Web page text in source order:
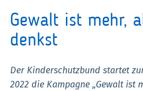
Gewalt ist mehr,
denkst
Der Kinderschutzbund startet
2022 die Kampagne „Gewalt ist